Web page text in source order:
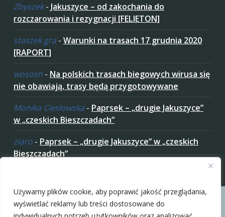
Używamy plików cookie, aby poprawić jakość przeglądania,
wyświetlać reklamy lub treści dostosowane do
Zbyszek- Jakuszyce – od zakochania do
rozczarowania i rezygnacji [FELIETON]
staszek gra - Warunki na trasach 17 grudnia 2020
[RAPORT]
wososh - Na polskich trasach biegowych wirusa się
nie obawiają, trasy będą przygotowywane
Monika Ciesłowska - Paprsek – „drugie Jakuszyce”
w „czeskich Bieszczadach”
ziaro - Paprsek – „drugie Jakuszyce” w „czeskich
Bieszczadach”